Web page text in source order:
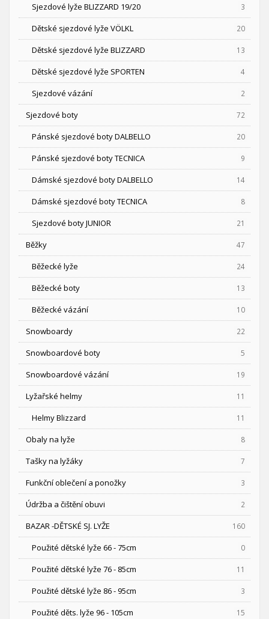
Sjezdové lyže BLIZZARD 19/20 3
Dětské sjezdové lyže VÖLKL 20
Dětské sjezdové lyže BLIZZARD 13
Dětské sjezdové lyže SPORTEN 4
Sjezdové vázání 2
Sjezdové boty 72
Pánské sjezdové boty DALBELLO 20
Pánské sjezdové boty TECNICA 9
Dámské sjezdové boty DALBELLO 14
Dámské sjezdové boty TECNICA 8
Sjezdové boty JUNIOR 21
Běžky 47
Běžecké lyže 24
Běžecké boty 13
Běžecké vázání 10
Snowboardy 22
Snowboardové boty 5
Snowboardové vázání 19
Lyžařské helmy 11
Helmy Blizzard 11
Obaly na lyže 8
Tašky na lyžáky 7
Funkční oblečení a ponožky 3
Údržba a čištění obuvi 2
BAZAR -DĚTSKÉ SJ. LYŽE 160
Použité dětské lyže 66 - 75cm 0
Použité dětské lyže 76 - 85cm 11
Použité dětské lyže 86 - 95cm 3
Použité děts. lyže 96 - 105cm 15